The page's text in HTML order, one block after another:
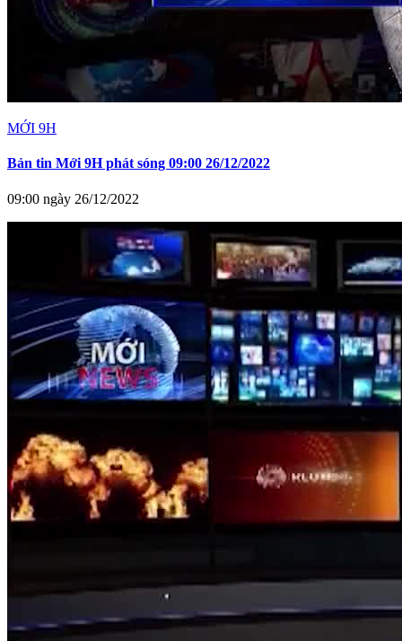
MỚI 9H
Bản tin Mới 9H phát sóng 09:00 26/12/2022
09:00 ngày 26/12/2022